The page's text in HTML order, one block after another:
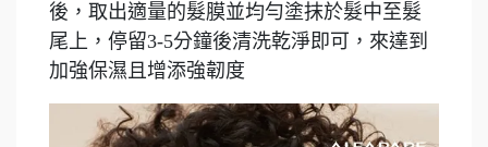
後，取出適量的髮膜並均勻塗抹於髮中至髮
尾上，停留3-5分鐘後清洗乾淨即可，來達到
加強保濕且增添強韌度